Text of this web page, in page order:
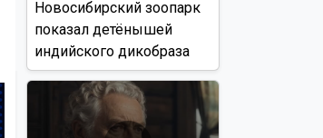
Новосибирский зоопарк
показал детёнышей
индийского дикобраза